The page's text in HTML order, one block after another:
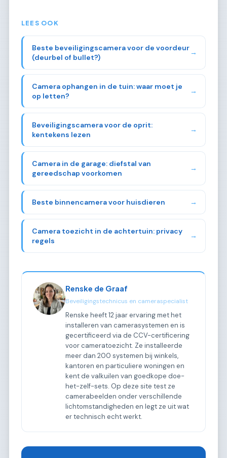
LEES OOK
Beste beveiligingscamera voor de voordeur
(deurbel of bullet?)
→
Camera ophangen in de tuin: waar moet je
op letten?
→
Beveiligingscamera voor de oprit:
kentekens lezen
→
Camera in de garage: diefstal van
gereedschap voorkomen
→
Beste binnencamera voor huisdieren →
Camera toezicht in de achtertuin: privacy
regels
→
Renske de Graaf
Beveiligingstechnicus en cameraspecialist
Renske heeft 12 jaar ervaring met het
installeren van camerasystemen en is
gecertificeerd via de CCV-certificering
voor cameratoezicht. Ze installeerde
meer dan 200 systemen bij winkels,
kantoren en particuliere woningen en
kent de valkuilen van goedkope doe-
het-zelf-sets. Op deze site test ze
camerabeelden onder verschillende
lichtomstandigheden en legt ze uit wat
er technisch echt werkt.